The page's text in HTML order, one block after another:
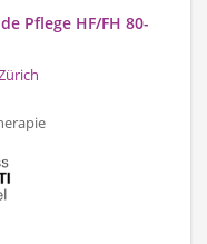
Pflege HF/FH 80-